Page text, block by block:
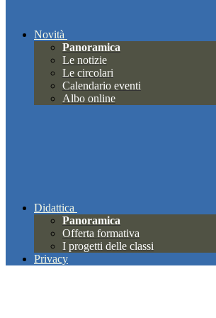
Novità
Panoramica
Le notizie
Le circolari
Calendario eventi
Albo online
Didattica
Panoramica
Offerta formativa
I progetti delle classi
Privacy